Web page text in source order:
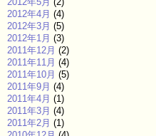
2012年4月 (4)
2012年3月 (5)
2012年1月 (3)
2011年12月 (2)
2011年11月 (4)
2011年10月 (5)
2011年9月 (4)
2011年4月 (1)
2011年3月 (4)
2011年2月 (1)